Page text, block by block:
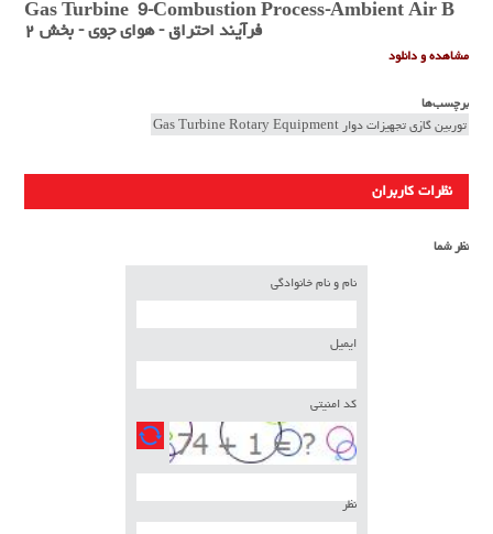
Gas Turbine 9-Combustion Process-Ambient Air B
فرآیند احتراق - هوای جوی - بخش ۲
مشاهده و دانلود
برچسب‌ها
توربین گازی تجهیزات دوار Gas Turbine Rotary Equipment
نظرات کاربران
نظر شما
نام و نام خانوادگی
ایمیل
کد امنیتی
نظر